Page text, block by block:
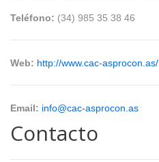
Teléfono: (34) 985 35 38 46
Web: http://www.cac-asprocon.as/
Email: info@cac-asprocon.as
Contacto